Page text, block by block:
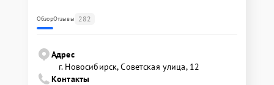
ОбзорОтзывы 282
Адрес
г. Новосибирск, Советская улица, 12
Контакты